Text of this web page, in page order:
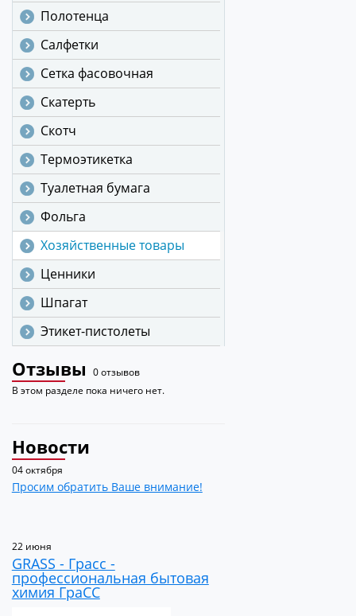
Полотенца
Салфетки
Сетка фасовочная
Скатерть
Скотч
Термоэтикетка
Туалетная бумага
Фольга
Хозяйственные товары
Ценники
Шпагат
Этикет-пистолеты
Отзывы 0 отзывов
В этом разделе пока ничего нет.
Новости
04 октября
Просим обратить Ваше внимание!
22 июня
GRASS - Грасс -
профессиональная бытовая
химия ГраСС